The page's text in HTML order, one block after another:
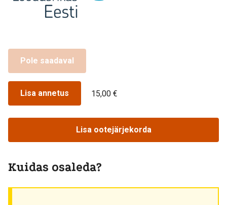
Pole saadaval
Lisa annetus 15,00 €
Lisa ootejärjekorda
Kuidas osaleda?